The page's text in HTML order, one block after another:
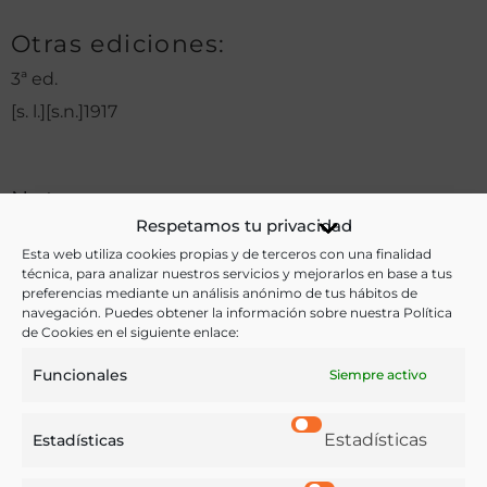
Respetamos tu privacidad
Esta web utiliza cookies propias y de terceros con una finalidad
técnica, para analizar nuestros servicios y mejorarlos en base a tus
preferencias mediante un análisis anónimo de tus hábitos de
navegación. Puedes obtener la información sobre nuestra Política
de Cookies en el siguiente enlace:
Funcionales Siempre activo
Estadísticas Estadísticas
Otras ediciones:
3ª ed.
[s. l.][s.n.]1917
Notas:
(Biblioteca Pecuaria Santos Arán)
Ver más libros de estas materias:
Ganadería,Medicina
Ver más libros con las palabras clave:
Ganado caprino